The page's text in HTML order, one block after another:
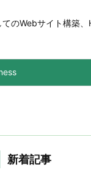
のWebサイト構築
新着記事